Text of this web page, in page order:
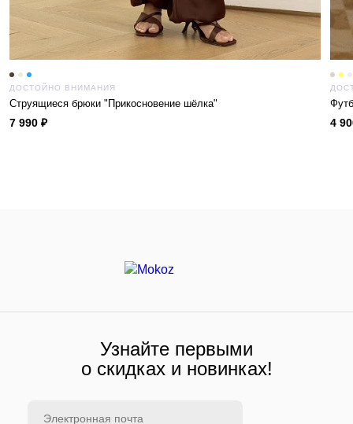
ДОСТОЙНО ВНИМАНИЯ
Струящиеся брюки "Прикосновение шёлка"
7 990 ₽ 4
Узнайте первыми
о скидках и новинках!